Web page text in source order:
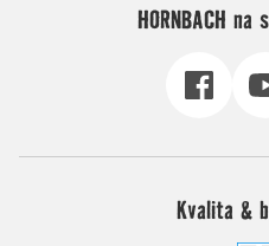
HORNBACH
Kvalita &